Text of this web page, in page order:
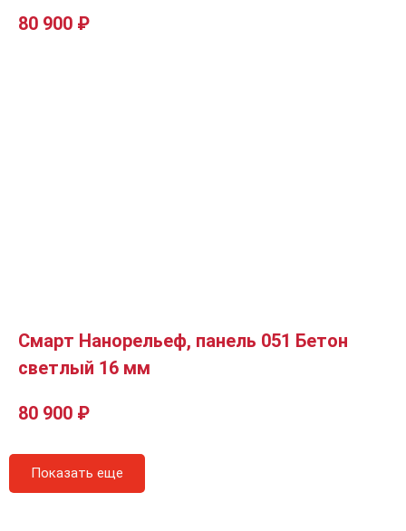
80 900 ₽
Смарт Нанорельеф, панель 051 Бетон
светлый 16 мм
80 900 ₽
Показать еще